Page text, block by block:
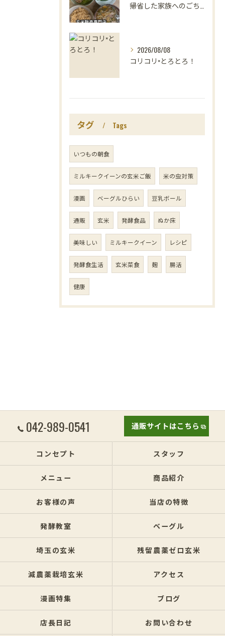
2026/08/08
コリコリ×とろとろ！
タグ Tags
いつもの朝食
ミルキークイーンの玄米ご飯 米の虫対策
漫画 ベーグルひらい 豆乳ボール
通販 玄米 発酵食品 ぬか床
美味しい ミルキークイーン レシピ
発酵食生活 玄米菜食 麹 腸活
健康
042-989-0541 通販サイトはこちら
コンセプト スタッフ
メニュー 商品紹介
お客様の声 当店の特徴
発酵教室 ベーグル
埼玉の玄米 残留農薬ゼロ玄米
減農薬栽培玄米 アクセス
漫画特集 ブログ
店長日記 お問い合わせ